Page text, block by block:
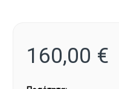
160,00 €